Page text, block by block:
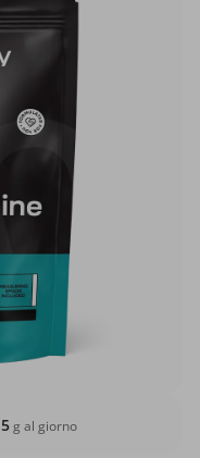
5g al giorno